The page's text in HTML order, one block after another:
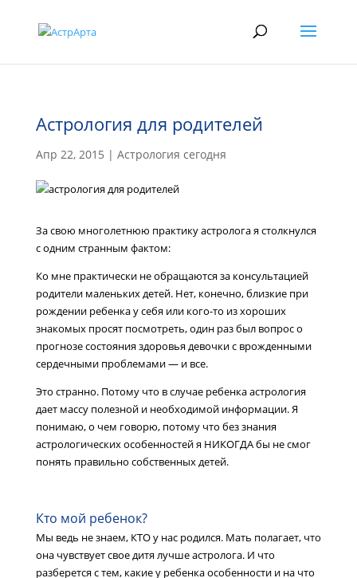
Астрология для родителей
Апр 22, 2015 | Астрология сегодня
За свою многолетнюю практику астролога я столкнулся
с одним странным фактом:
Ко мне практически не обращаются за консультацией
родители маленьких детей. Нет, конечно, близкие при
рождении ребенка у себя или кого-то из хороших
знакомых просят посмотреть, один раз был вопрос о
прогнозе состояния здоровья девочки с врожденными
сердечными проблемами — и все.
Это странно. Потому что в случае ребенка астрология
дает массу полезной и необходимой информации. Я
понимаю, о чем говорю, потому что без знания
астрологических особенностей я НИКОГДА бы не смог
понять правильно собственных детей.
Кто мой ребенок?
Мы ведь не знаем, КТО у нас родился. Мать полагает, что
она чувствует свое дитя лучше астролога. И что
разберется с тем, какие у ребенка особенности и на что